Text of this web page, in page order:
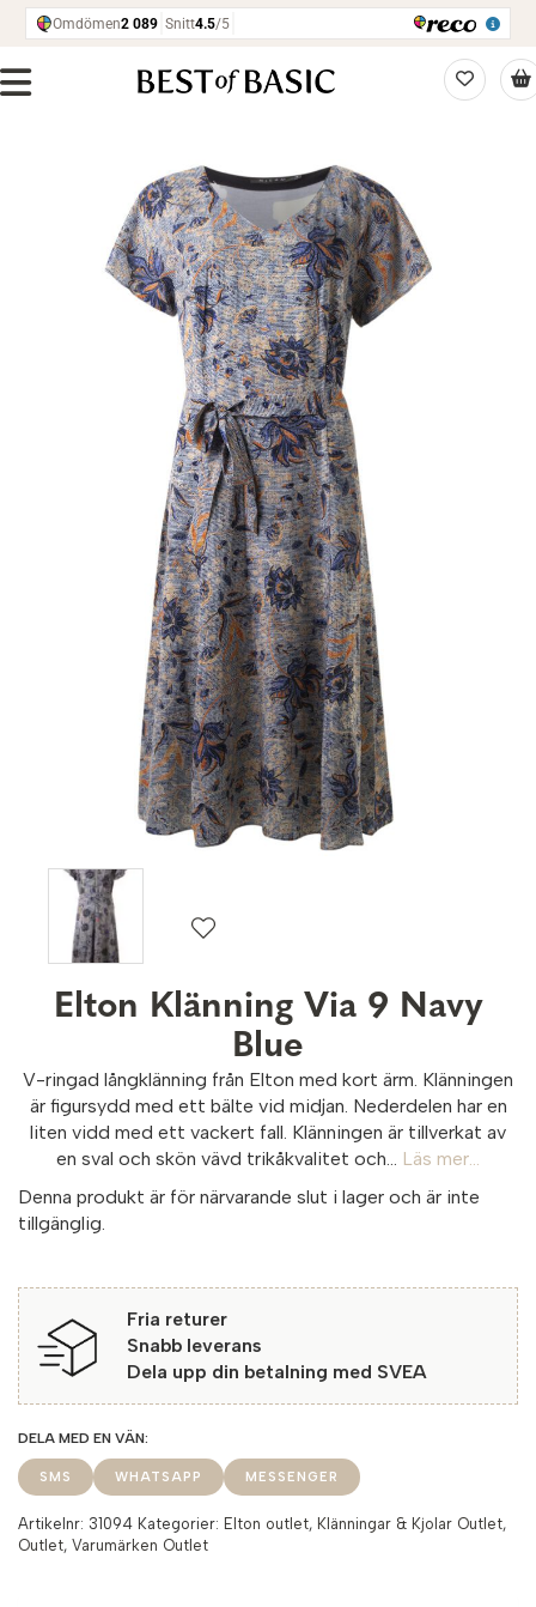
Elton Klänning Via 9 Navy
Blue
V-ringad långklänning från Elton med kort ärm. Klänningen
är figursydd med ett bälte vid midjan. Nederdelen har en
liten vidd med ett vackert fall. Klänningen är tillverkat av
en sval och skön vävd trikåkvalitet och...
Läs mer...
Denna produkt är för närvarande slut i lager och är inte
tillgänglig.
Fria returer
Snabb leverans
Dela upp din betalning med SVEA
SMS WHATSAPP MESSENGER
Artikelnr: 31094 Kategorier: Elton outlet, Klänningar & Kjolar Outlet,
Outlet, Varumärken Outlet